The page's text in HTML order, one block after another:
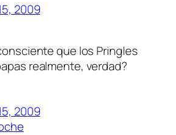
2009
que los Pringles
realmente, verdad?
2009